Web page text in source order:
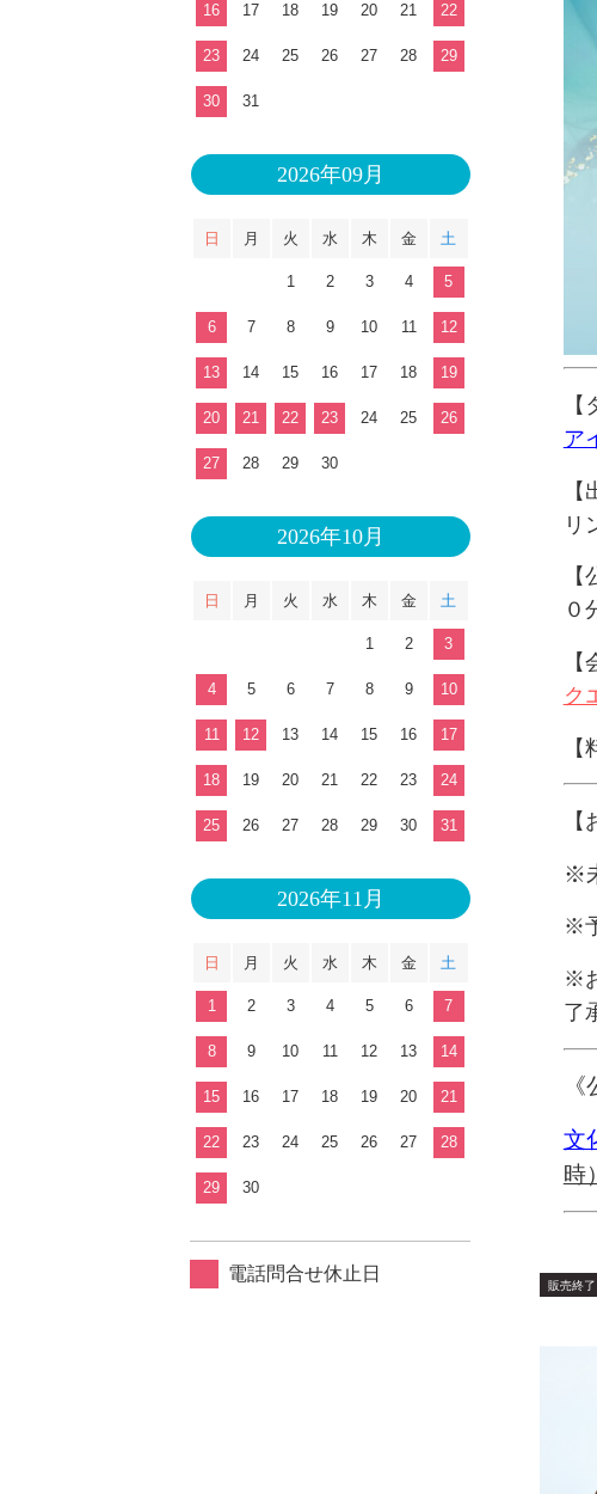
ア
リ
【
０
ク
※
※
※
了
文
時）
16 17 18 19 20 21 22
23 24 25 26 27 28 29
30 31
2026年09月
日 月 火 水 木 金 土
1 2 3 4 5
6 7 8 9 10 11 12
13 14 15 16 17 18 19
20 21 22 23 24 25 26
27 28 29 30
2026年10月
日 月 火 水 木 金 土
1 2 3
4 5 6 7 8 9 10
11 12 13 14 15 16 17
18 19 20 21 22 23 24
25 26 27 28 29 30 31
2026年11月
日 月 火 水 木 金 土
1 2 3 4 5 6 7
8 9 10 11 12 13 14
15 16 17 18 19 20 21
22 23 24 25 26 27 28
29 30
電話問合せ休止日